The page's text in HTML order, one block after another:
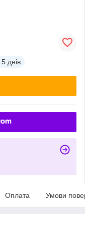
5 днів
Оплата Умови